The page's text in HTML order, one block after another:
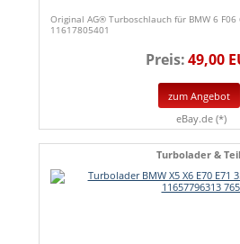
Original AG® Turboschlauch für BMW 6 F06
11617805401
Preis:49,00
zum Angebot
eBay.de (*)
Turbolader &